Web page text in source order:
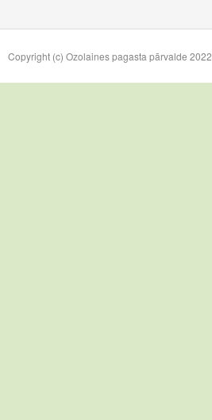
Copyright (c) Ozolaines pagasta pārvalde 2022